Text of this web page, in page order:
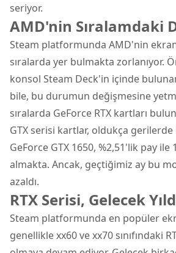
seriyor.
AMD'nin Sıralamdaki
Steam platformunda AMD'nin
sıralarda yer bulmakta zorlanıyor.
konsol Steam Deck'in içinde
bile, bu durumun değişmesine
sıralarda GeForce RTX kartları
GTX serisi kartlar, oldukça gerilerde
GeForce GTX 1650, %2,51'lik pay ile
almakta. Ancak, geçtiğimiz ay bu
azaldı.
RTX Serisi, Gelecek
Steam platformunda en popüler
genellikle xx60 ve xx70 sınıfındaki